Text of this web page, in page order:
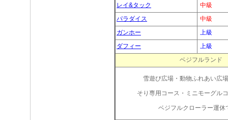
レイ&タック
中級
パラダイス
中級
ガンホー
上級
ダフィー
上級
ベジフルランド
雪遊び広場・動物ふれあい広
そり専用コース・ミニモーグル
ベジフルクローラー運休